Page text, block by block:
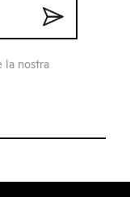
la nostra